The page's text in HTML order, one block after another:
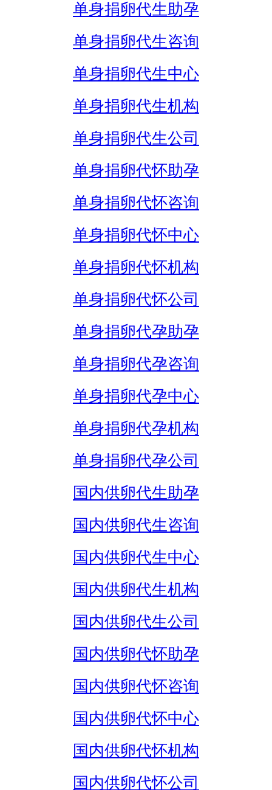
单身捐卵代生助孕
单身捐卵代生咨询
单身捐卵代生中心
单身捐卵代生机构
单身捐卵代生公司
单身捐卵代怀助孕
单身捐卵代怀咨询
单身捐卵代怀中心
单身捐卵代怀机构
单身捐卵代怀公司
单身捐卵代孕助孕
单身捐卵代孕咨询
单身捐卵代孕中心
单身捐卵代孕机构
单身捐卵代孕公司
国内供卵代生助孕
国内供卵代生咨询
国内供卵代生中心
国内供卵代生机构
国内供卵代生公司
国内供卵代怀助孕
国内供卵代怀咨询
国内供卵代怀中心
国内供卵代怀机构
国内供卵代怀公司